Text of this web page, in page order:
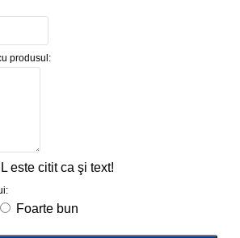
produsul:
este citit ca şi text!
Foarte bun